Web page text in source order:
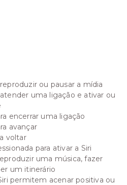
ou pausar a mídia
uma ligação e ativar ou
encerrar uma ligação
avançar
voltar
para ativar a Siri
uma música, fazer
um itinerário
permitem acenar positiva ou